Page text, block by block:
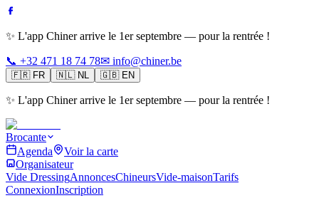
✨ L'app Chiner arrive le 1er septembre — pour la rentrée !
📞 +32 471 18 74 78✉ info@chiner.be
🇫🇷 FR 🇳🇱 NL 🇬🇧 EN
✨ L'app Chiner arrive le 1er septembre — pour la rentrée !
Brocante
Agenda
Voir la carte
Organisateur
Vide DressingAnnoncesChineursVide-maisonTarifs
ConnexionInscription